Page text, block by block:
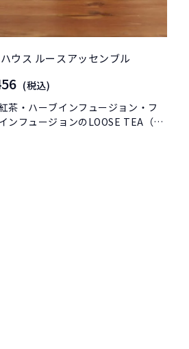
ウス ルースアッセンブル
(税込)
茶・ハーブインフュージョン・フ
ンフュージョンのLOOSE TEA（茶